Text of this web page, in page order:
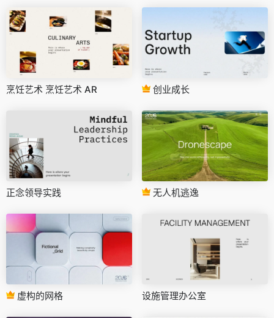
烹饪艺术 烹饪艺术 AR 创业成长
正念领导实践 无人机逃逸
虚构的网格 设施管理办公室